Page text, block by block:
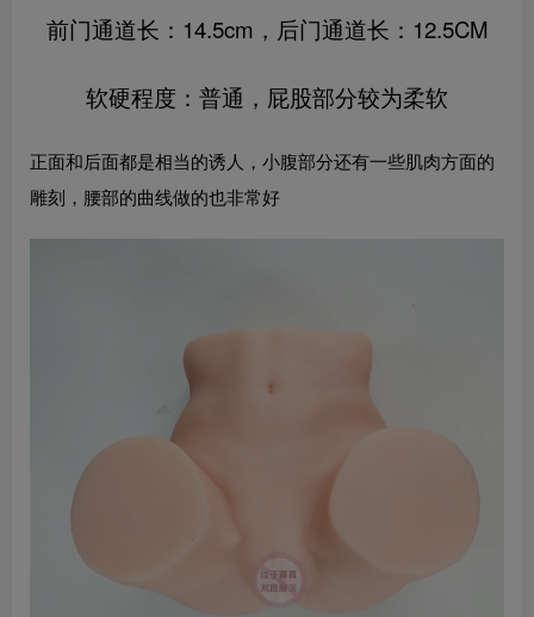
前门通道长：14.5cm，后门通道长：12.5CM
软硬程度：普通，屁股部分较为柔软
正面和后面都是相当的诱人，小腹部分还有一些肌肉方面的
雕刻，腰部的曲线做的也非常好